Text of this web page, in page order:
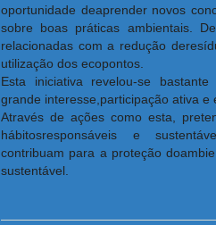
oportunidade deaprender novos
sobre boas práticas ambientais.
relacionadas com a redução
utilização dos ecopontos.
Esta iniciativa revelou-se
grande interesse,participação ativa e
Através de ações como esta,
hábitosresponsáveis e
contribuam para a proteção
sustentável.